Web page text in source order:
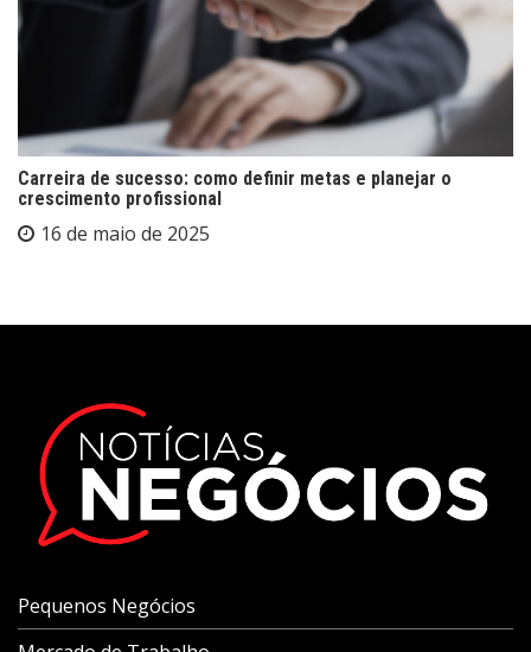
Carreira de sucesso: como definir metas e planejar o
crescimento profissional
16 de maio de 2025
Pequenos Negócios